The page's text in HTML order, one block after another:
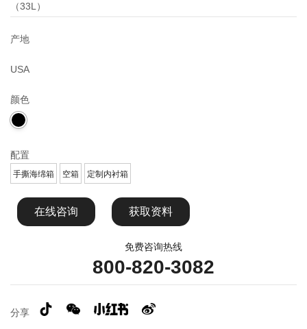
（33L）
产地
USA
颜色
配置
手撕海绵箱 空箱 定制内衬箱
在线咨询 获取资料
免费咨询热线
800-820-3082
分享